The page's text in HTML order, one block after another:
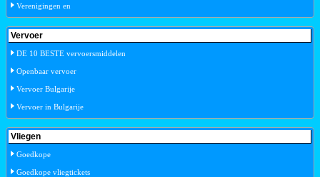
Verenigingen en
Vervoer
DE 10 BESTE vervoersmiddelen
Openbaar vervoer
Vervoer Bulgarije
Vervoer in Bulgarije
Vliegen
Goedkope
Goedkope vliegtickets